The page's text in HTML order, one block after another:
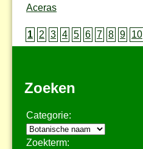
Aceras
1 2 3 4 5 6 7 8 9 10
Zoeken
Categorie:
Zoekterm: